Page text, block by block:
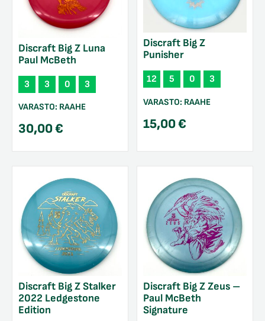
Discraft Big Z Luna
Paul McBeth
3 3 0 3
VARASTO: RAAHE
30,00€
Discraft Big Z
Punisher
12 5 0 3
VARASTO: RAAHE
15,00€
Discraft Big Z Stalker
2022 Ledgestone
Edition
Discraft Big Z Zeus –
Paul McBeth
Signature